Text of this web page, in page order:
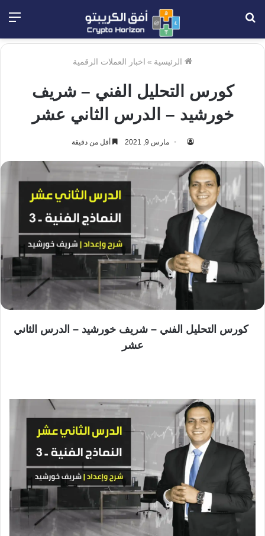
الرئيسية » اخبار العملات الرقمية
كورس التحليل الفني – شريف
خورشيد – الدرس الثاني عشر
مارس 9, 2021 أقل من دقيقة
كورس التحليل الفني – شريف خورشيد – الدرس الثاني
عشر